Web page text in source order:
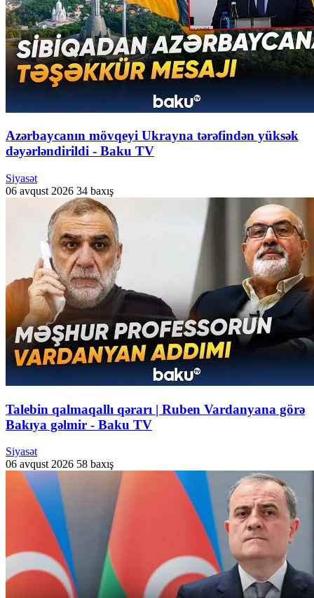
Azərbaycanın mövqeyi Ukrayna tərəfindən yüksək
dəyərləndirildi - Baku TV
Siyasət
06 avqust 2026 34 baxış
Talebin qalmaqallı qərarı | Ruben Vardanyana görə
Bakıya gəlmir - Baku TV
Siyasət
06 avqust 2026 58 baxış